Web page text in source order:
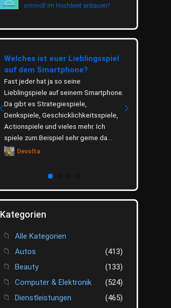
sinnvoll im Hochbeet anbauen?
Welches ist euer Lieblingsspiel
auf dem Smartphone?
Fast jeder hat ja so seine
Lieblingspiele auf seinem Smartphone.
Da gibt es Strategiespiele,
Denkspiele, Geschicklichkeitsspiele,
Actionspiele und vieles mehr. Ich
spiele zum Beispiel sehr gerne da...
Devolta
Kategorien
Alle Kategorien
Autos
(413)
Beauty
(133)
Computer & Elektronik
(524)
Dienstleistungen
(465)